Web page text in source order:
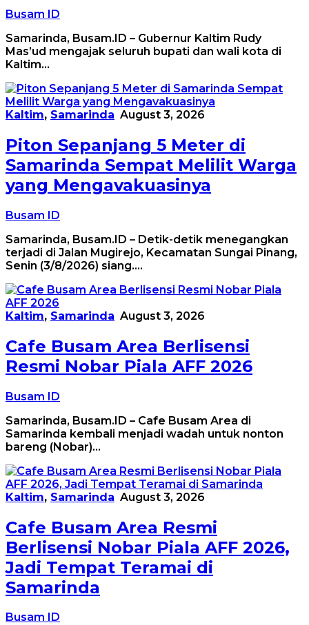
Busam ID
Samarinda, Busam.ID – Gubernur Kaltim Rudy
Mas’ud mengajak seluruh bupati dan wali kota di
Kaltim…
Kaltim, Samarinda August 3, 2026
Piton Sepanjang 5 Meter di
Samarinda Sempat Melilit Warga
yang Mengavakuasinya
Busam ID
Samarinda, Busam.ID – Detik-detik menegangkan
terjadi di Jalan Mugirejo, Kecamatan Sungai Pinang,
Senin (3/8/2026) siang….
Kaltim, Samarinda August 3, 2026
Cafe Busam Area Berlisensi
Resmi Nobar Piala AFF 2026
Busam ID
Samarinda, Busam.ID – Cafe Busam Area di
Samarinda kembali menjadi wadah untuk nonton
bareng (Nobar)…
Kaltim, Samarinda August 3, 2026
Cafe Busam Area Resmi
Berlisensi Nobar Piala AFF 2026,
Jadi Tempat Teramai di
Samarinda
Busam ID